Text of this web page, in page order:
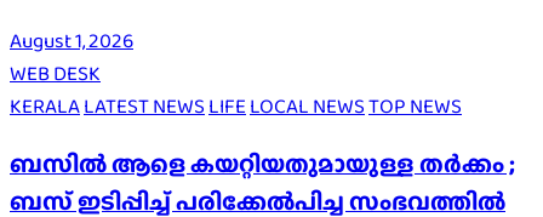
August 1, 2026
WEB DESK
KERALALATEST NEWS LIFE LOCAL NEWSTOP NEWS
ബസിൽ ആളെ കയറ്റിയതുമായുള്ള തർക്കം ;
ബസ് ഇടിപ്പിച്ച് പരിക്കേൽപിച്ച സംഭവത്തിൽ